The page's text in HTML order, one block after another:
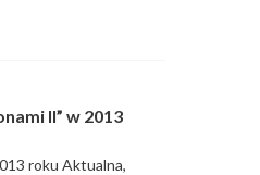
II” w 2013
roku Aktualna,